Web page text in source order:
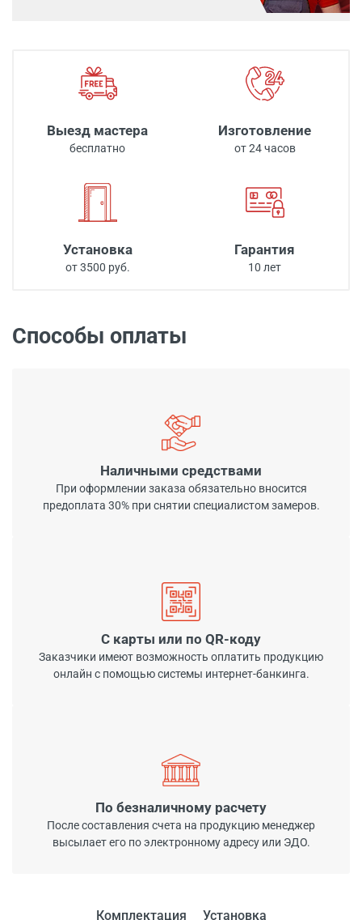
Выезд мастера
бесплатно
Изготовление
от 24 часов
Установка
от 3500 руб.
Гарантия
10 лет
Способы оплаты
Наличными средствами
При оформлении заказа обязательно вносится
предоплата 30% при снятии специалистом замеров.
С карты или по QR-коду
Заказчики имеют возможность оплатить продукцию
онлайн с помощью системы интернет-банкинга.
По безналичному расчету
После составления счета на продукцию менеджер
высылает его по электронному адресу или ЭДО.
Комплектация Установка